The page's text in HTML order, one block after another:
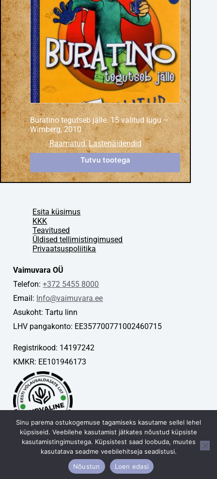
Buratino tegutseb jälle. 15 valitud lugu –
Wimberg, 2010
Raamatud,Lastenäidendid
Tutvu tootega
Esita küsimus
KKK
Teavitused
Üldised tellimistingimused
Privaatsuspoliitika
Vaimuvara OÜ
Telefon:+372 5455 8000
Email: Info@vaimuvara.ee
Asukoht: Tartu linn
LHV pangakonto: EE357700771002460715
Registrikood: 14197242
KMKR: EE101946173
Vaimuvara OÜ © 2026
Sinu parema ostukogemuse tagamiseks kasutame sellel lehel
küpsiseid. Veebilehe kasutamist jätkates nõustud küpsiste
kasutamistingimustega. Küpsistest saad loobuda, muutes
kasutatava seadme veebilehitseja seadistusi.
Nõustun
Loen edasi